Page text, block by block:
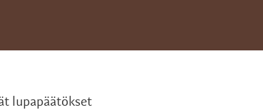
lupapäätökset